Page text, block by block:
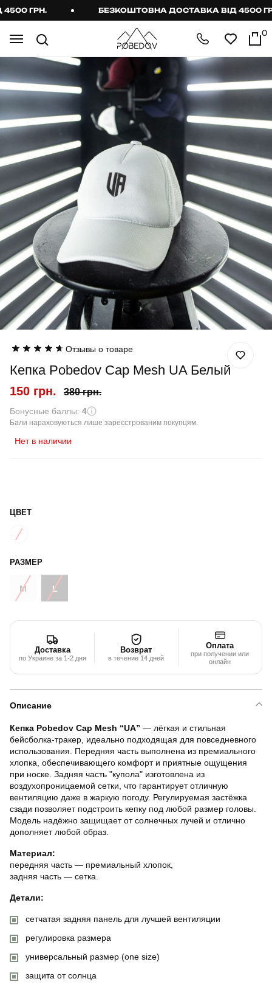
ГРН. БЕЗКОШТОВНА ДОСТАВКА ВІД 4500 ГРН.
0
Отзывы о товаре
Кепка Pobedov Cap Mesh UA Белый
150 грн. 380 грн.
Бонусные баллы: 4
Бали нараховуються лише зареєстрованим покупцям.
Нет в наличии
ЦВЕТ
РАЗМЕР
M L
Доставка
по Украине за 1-2 дня
Возврат
в течение 14 дней
Оплата
при получении или
онлайн
Описание
Кепка Pobedov Cap Mesh “UA” — лёгкая и стильная
бейсболка-тракер, идеально подходящая для повседневного
использования. Передняя часть выполнена из премиального
хлопка, обеспечивающего комфорт и приятные ощущения
при носке. Задняя часть "купола" изготовлена из
воздухопроницаемой сетки, что гарантирует отличную
вентиляцию даже в жаркую погоду. Регулируемая застёжка
сзади позволяет подстроить кепку под любой размер головы.
Модель надёжно защищает от солнечных лучей и отлично
дополняет любой образ.
Материал:
передняя часть — премиальный хлопок,
задняя часть — сетка.
Детали:
сетчатая задняя панель для лучшей вентиляции
регулировка размера
универсальный размер (one size)
защита от солнца